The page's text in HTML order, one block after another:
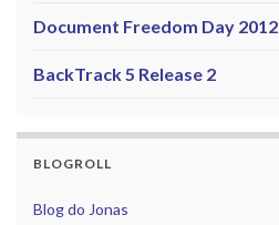
Document Freedom Day 2012
BackTrack 5 Release 2
BLOGROLL
Blog do Jonas